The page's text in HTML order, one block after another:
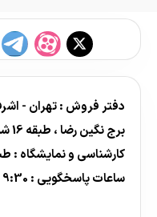
دفتر فروش : تهران -
برج نگین رضا ، طبقه 16 شمالی، واحد 1602
کارشناسی و نمایشگاه :
ساعات پاسخگویی : 9:30 الی 16:30